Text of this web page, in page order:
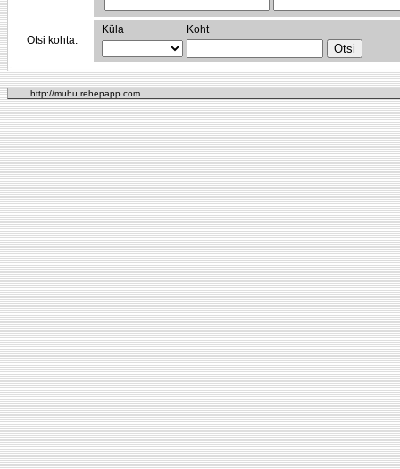
Otsi kohta:
Küla Koht
http://muhu.rehepapp.com